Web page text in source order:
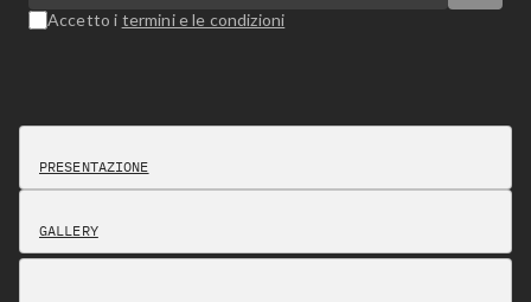
Accetto i termini e le condizioni
PRESENTAZIONE
GALLERY